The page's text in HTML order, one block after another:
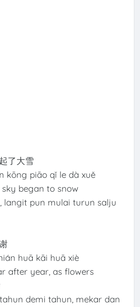
了大雪
kōng piāo qǐ le dà xuě
began to snow
langit pun mulai turun salju
huā kāi huā xiè
after year, as flowers
demi tahun, mekar dan